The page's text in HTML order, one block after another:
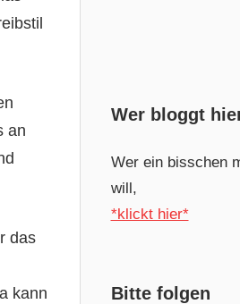
an
das
kann
Wer bloggt
Wer ein bisschen
will,
*klickt hier*
Bitte folgen